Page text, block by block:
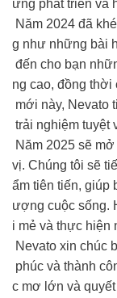
ừng phát triển và
Năm 2024 đã
g như những bài
đến cho bạn
ng cao, đồng thời
mới này, Nevato
trải nghiệm tuyệt
Năm 2025 sẽ
vị. Chúng tôi sẽ
ẩm tiên tiến, giúp
ượng cuộc sống.
i mẻ và thực hiện
Nevato xin chúc
phúc và thành
c mơ lớn và